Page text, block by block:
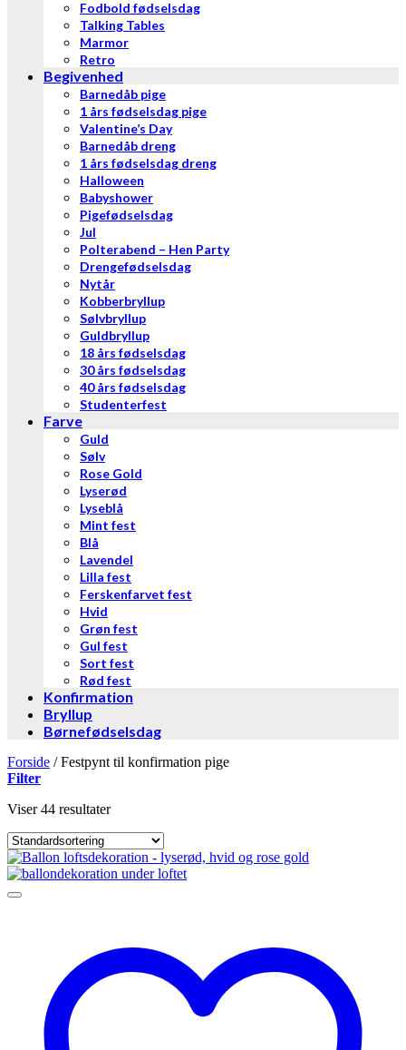
Fodbold fødselsdag
Talking Tables
Marmor
Retro
Begivenhed
Barnedåb pige
1 års fødselsdag pige
Valentine’s Day
Barnedåb dreng
1 års fødselsdag dreng
Halloween
Babyshower
Pigefødselsdag
Jul
Polterabend – Hen Party
Drengefødselsdag
Nytår
Kobberbryllup
Sølvbryllup
Guldbryllup
18 års fødselsdag
30 års fødselsdag
40 års fødselsdag
Studenterfest
Farve
Guld
Sølv
Rose Gold
Lyserød
Lyseblå
Mint fest
Blå
Lavendel
Lilla fest
Ferskenfarvet fest
Hvid
Grøn fest
Gul fest
Sort fest
Rød fest
Konfirmation
Bryllup
Børnefødselsdag
Forside /Festpynt til konfirmation pige
Filter
Viser 44 resultater